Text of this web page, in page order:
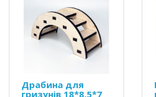
Драбина для
гризунів 18*8,5*7